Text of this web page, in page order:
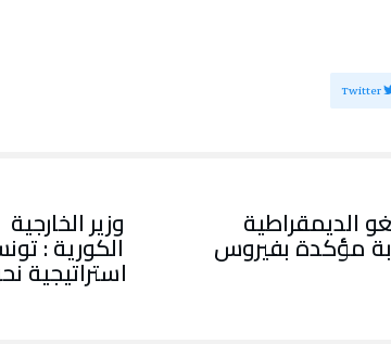
Twitter
الديمقراطية
إصابة مؤكدة بفيروس
وزير
الكورية :
استراتيجية